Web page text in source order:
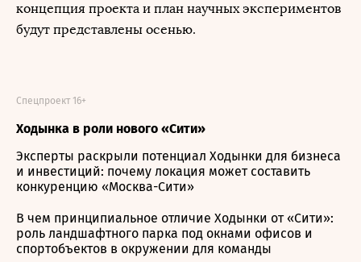
концепция проекта и план научных экспериментов
будут представлены осенью.
Ходынка в роли нового «Сити»
Спецпроект 16+
Эксперты раскрыли потенциал Ходынки для бизнеса
и инвестиций: почему локация может составить
конкуренцию «Москва-Сити»
В чем принципиальное отличие Ходынки от «Сити»:
роль ландшафтного парка под окнами офисов и
спортобъектов в окружении для команды